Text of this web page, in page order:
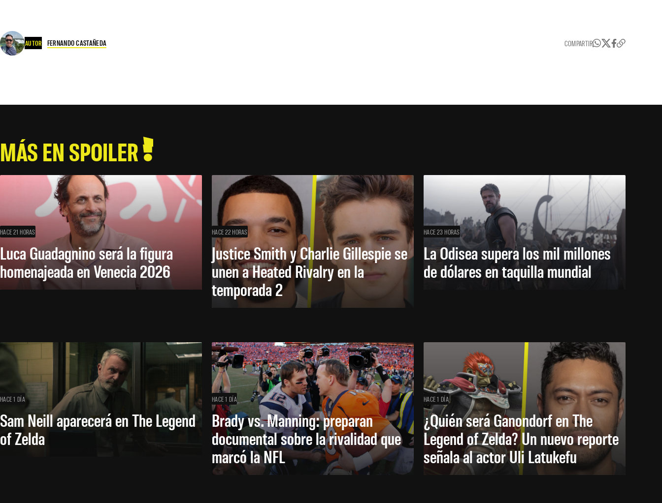
AUTOR FERNANDO CASTAÑEDA COMPARTIR
MÁS EN SPOILER
HACE 21 HORAS
Luca Guadagnino será la figura
homenajeada en Venecia 2026
HACE 22 HORAS
Justice Smith y Charlie Gillespie se
unen a Heated Rivalry en la
temporada 2
HACE 23 HORAS
La Odisea supera los mil millones
de dólares en taquilla mundial
HACE 1 DÍA
Sam Neill aparecerá en The Legend
of Zelda
HACE 1 DÍA
Brady vs. Manning: preparan
documental sobre la rivalidad que
marcó la NFL
HACE 1 DÍA
¿Quién será Ganondorf en The
Legend of Zelda? Un nuevo reporte
señala al actor Uli Latukefu